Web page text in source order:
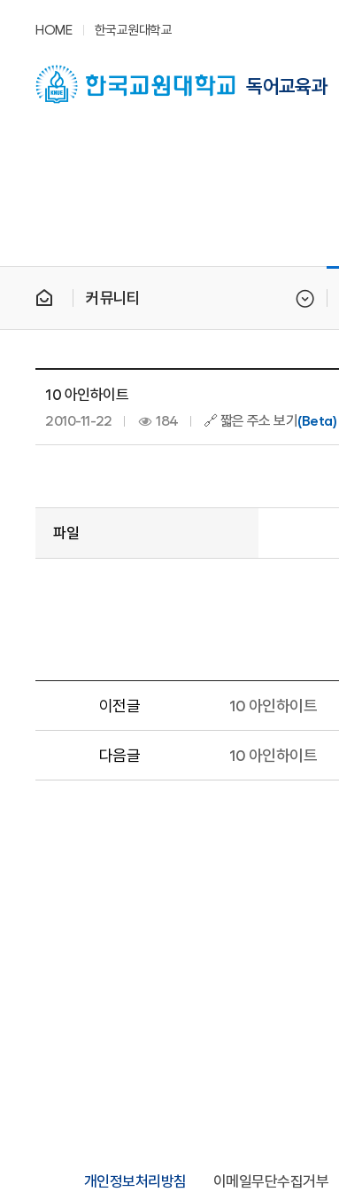
HOME 한국교원대학교
독어교육과
커뮤니티
10 아인하이트
2010-11-22 184 🔗 짧은 주소 보기 (Beta)
파일
이전글 10 아인하이트
다음글 10 아인하이트
개인정보처리방침 이메일무단수집거부